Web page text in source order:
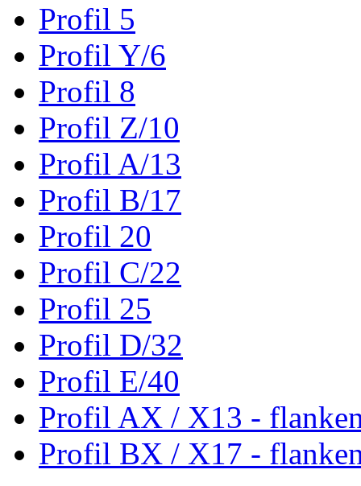
Profil 5
Profil Y/6
Profil 8
Profil Z/10
Profil A/13
Profil B/17
Profil 20
Profil C/22
Profil 25
Profil D/32
Profil E/40
Profil AX / X13 -
Profil BX / X17 -